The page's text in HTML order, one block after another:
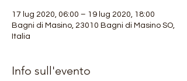
17 lug 2020, 06:00 – 19 lug 2020, 18:00
Bagni di Masino, 23010 Bagni di Masino SO,
Italia
Info sull'evento